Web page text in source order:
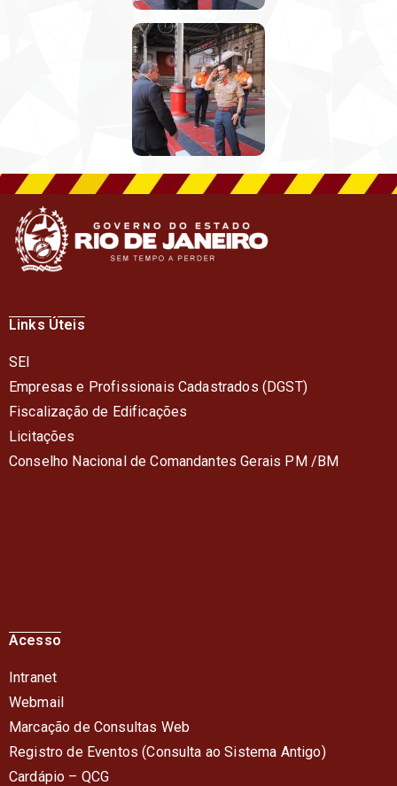
Links Úteis
SEI
Empresas e Profissionais Cadastrados (DGST)
Fiscalização de Edificações
Licitações
Conselho Nacional de Comandantes Gerais PM /BM
Acesso
Intranet
Webmail
Marcação de Consultas Web
Registro de Eventos (Consulta ao Sistema Antigo)
Cardápio – QCG